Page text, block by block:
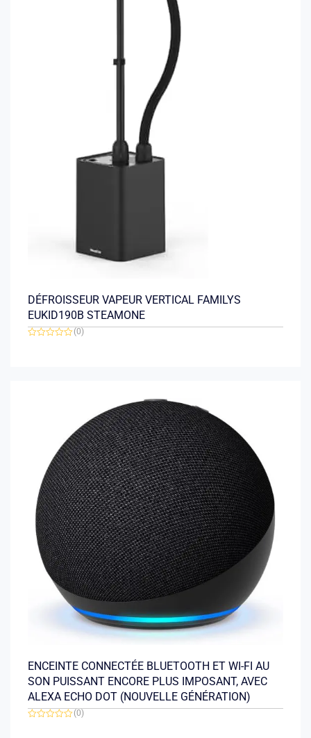
DÉFROISSEUR VAPEUR VERTICAL FAMILYS
EUKID190B STEAMONE
(0)
ENCEINTE CONNECTÉE BLUETOOTH ET WI-FI AU
SON PUISSANT ENCORE PLUS IMPOSANT, AVEC
ALEXA ECHO DOT (NOUVELLE GÉNÉRATION)
(0)